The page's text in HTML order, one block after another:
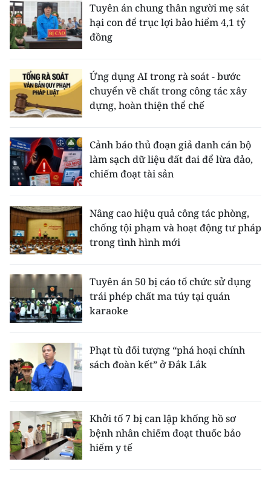
Tuyên án chung thân người mẹ sát
hại con để trục lợi bảo hiểm 4,1 tỷ
đồng
Ứng dụng AI trong rà soát - bước
chuyển về chất trong công tác xây
dựng, hoàn thiện thể chế
Cảnh báo thủ đoạn giả danh cán bộ
làm sạch dữ liệu đất đai để lừa đảo,
chiếm đoạt tài sản
Nâng cao hiệu quả công tác phòng,
chống tội phạm và hoạt động tư pháp
trong tình hình mới
Tuyên án 50 bị cáo tổ chức sử dụng
trái phép chất ma túy tại quán
karaoke
Phạt tù đối tượng “phá hoại chính
sách đoàn kết” ở Đắk Lắk
Khởi tố 7 bị can lập khống hồ sơ
bệnh nhân chiếm đoạt thuốc bảo
hiểm y tế